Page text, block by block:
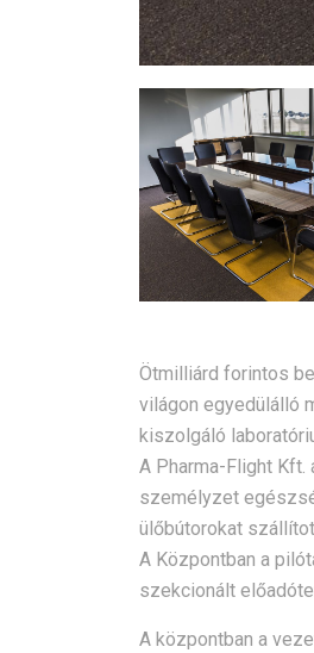
Ötmilliárd forintos
világon egyedülálló
kiszolgáló
A Pharma-Flight
személyzet
ülőbútorokat
A Központban a
szekcionált
A központban a